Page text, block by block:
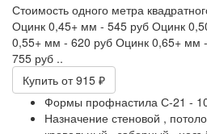
Стоимость одного метра
Оцинк 0,45+ мм - 545 руб Оцинк
0,55+ мм - 620 руб Оцинк 0,65+ мм
755 руб ..
Купить от 915 ₽
Формы профнастила С-21 -
Назначение стеновой ,